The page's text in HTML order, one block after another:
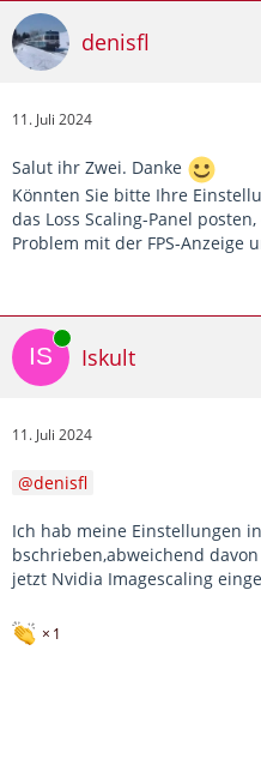
denisfl
11. Juli 2024
Salut ihr Zwei. Danke
Könnten Sie bitte Ihre
das Loss Scaling-Panel
Problem mit der FPS-Anzeige
Online
Iskult
11. Juli 2024
denisfl
Ich hab meine Einstellungen
bschrieben,abweichend
jetzt Nvidia Imagescaling
1